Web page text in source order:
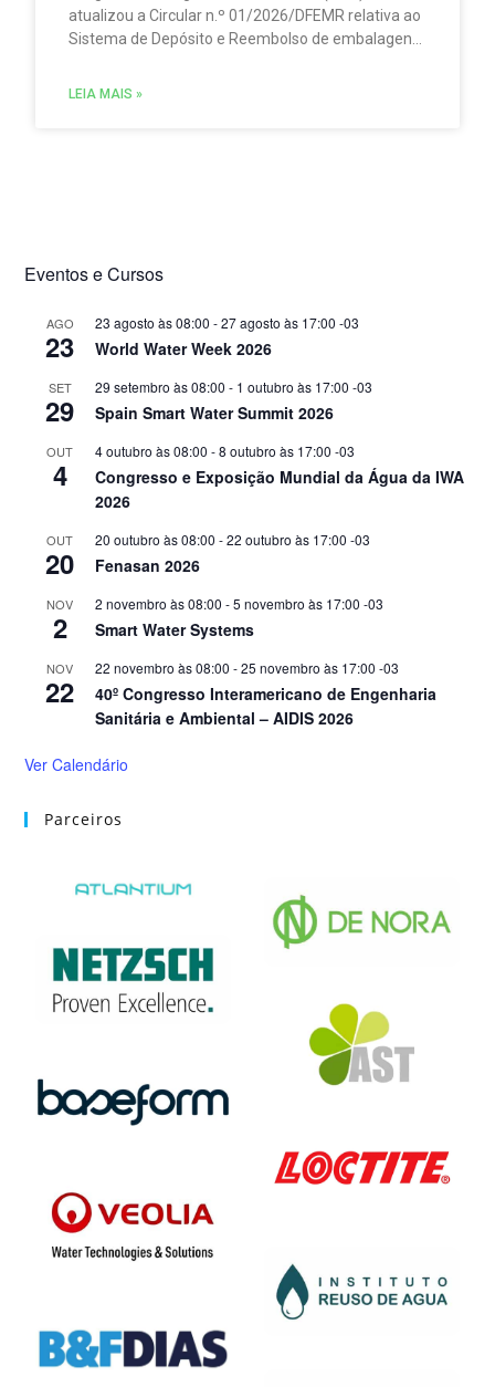
atualizou a Circular n.º 01/2026/DFEMR relativa ao
Sistema de Depósito e Reembolso de embalagens
traz um esclarecimento relevante para
LEIA MAIS »
Eventos e Cursos
AGO
23
23 agosto às 08:00 -27 agosto às 17:00 -03
World Water Week 2026
SET
29
29 setembro às 08:00 - 1 outubro às 17:00 -03
Spain Smart Water Summit 2026
OUT
4
4 outubro às 08:00 -8 outubro às 17:00 -03
Congresso e Exposição Mundial da Água da IWA
2026
OUT
20
20 outubro às 08:00 -22 outubro às 17:00 -03
Fenasan 2026
NOV
2
2 novembro às 08:00 -5 novembro às 17:00 -03
Smart Water Systems
NOV
22
22 novembro às 08:00 -25 novembro às 17:00 -03
40º Congresso Interamericano de Engenharia
Sanitária e Ambiental – AIDIS 2026
Ver Calendário
Parceiros